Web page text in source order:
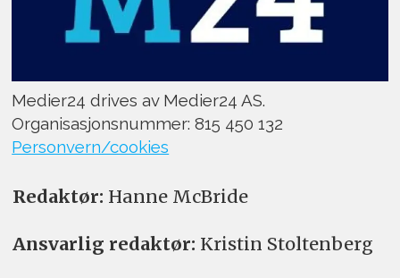
Medier24 drives av Medier24 AS.
Organisasjonsnummer: 815 450 132
Personvern/cookies
Redaktør: Hanne McBride
Ansvarlig redaktør: Kristin Stoltenberg